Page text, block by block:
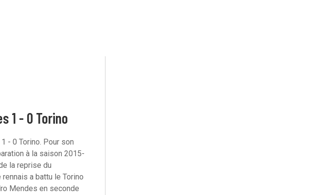
1 - 0 Torino
- 0 Torino. Pour son
à la saison 2015-
la reprise du
a battu le Torino
Mendes en seconde